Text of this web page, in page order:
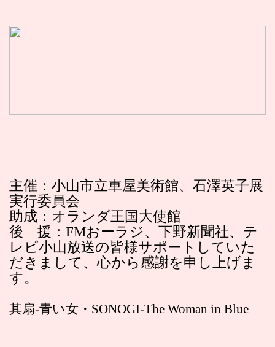
主催：小山市立車屋美術館、石澤英子展
実行委員会
助成：オランダ王国大使館
後 援：FMおーラジ、下野新聞社、テ
レビ小山放送の皆様サポートしていた
だきまして、心から感謝を申し上げま
す。
其扇-青い女・SONOGI-The Woman in Blue